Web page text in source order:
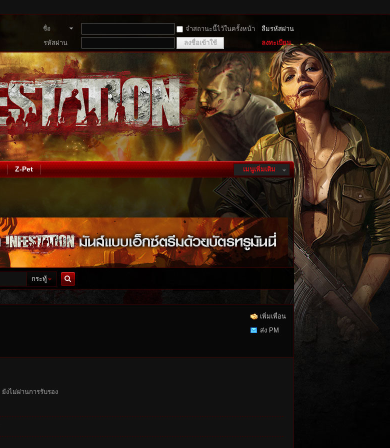
ชื่อ
สมาชิก
จำสถานะนี้ไว้ในครั้งหน้า
ลืมรหัสผ่าน
รหัสผ่าน
ลงชื่อเข้าใช้ ลงทะเบียน
เมนูเพิ่มเติม
Z-Pet
กระทู้
ค้นหา
เพิ่มเพื่อน
ส่ง PM
ยังไม่ผ่านการรับรอง